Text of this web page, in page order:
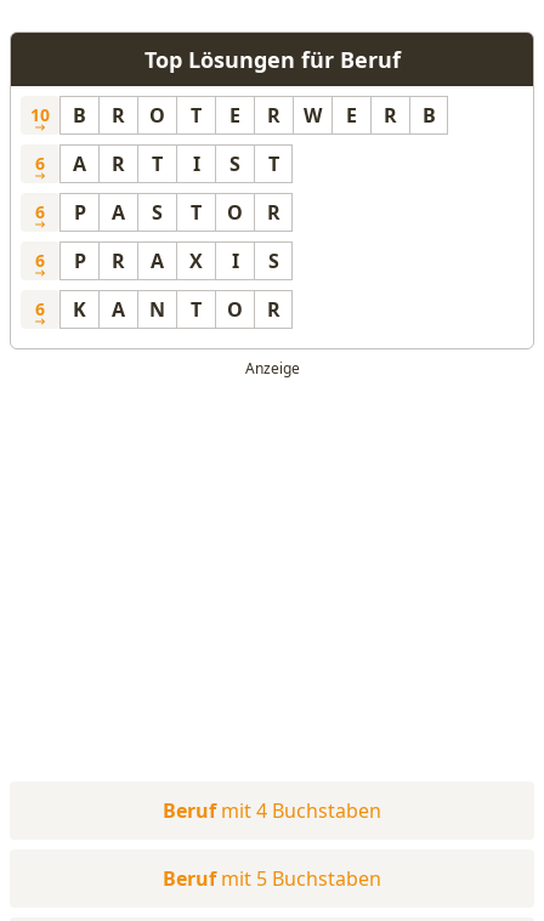
Top Lösungen für Beruf
10 B R O T E R W E R B
6 A R T I S T
6 P A S T O R
6 P R A X I S
6 K A N T O R
Beruf mit 4 Buchstaben
Beruf mit 5 Buchstaben